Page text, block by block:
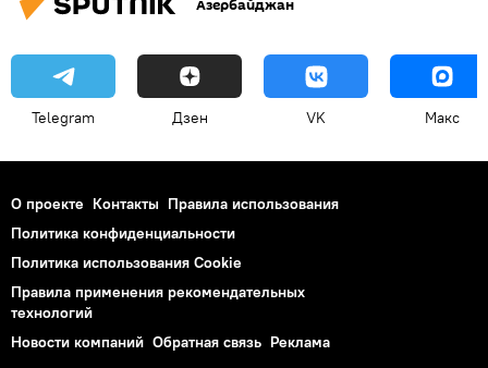
Азербайджан
Telegram Дзен VK Макс
О проекте Контакты Правила использования
Политика конфиденциальности
Политика использования Cookie
Правила применения рекомендательных
технологий
Новости компаний Обратная связь Реклама